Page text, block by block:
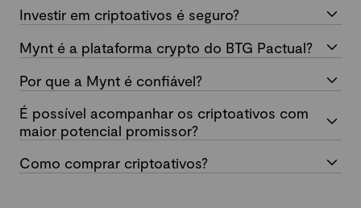
Investir em criptoativos é seguro?
Mynt é a plataforma crypto do BTG Pactual?
Por que a Mynt é confiável?
É possível acompanhar os criptoativos com
maior potencial promissor?
Como comprar criptoativos?